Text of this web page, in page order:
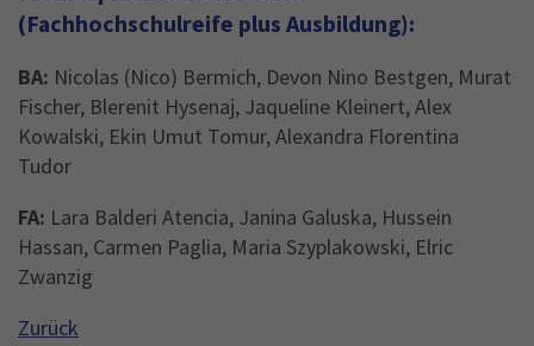
(Fachhochschulreife plus Ausbildung):
BA: Nicolas (Nico) Bermich, Devon Nino Bestgen, Murat
Fischer, Blerenit Hysenaj, Jaqueline Kleinert, Alex
Kowalski, Ekin Umut Tomur, Alexandra Florentina
Tudor
FA: Lara Balderi Atencia, Janina Galuska, Hussein
Hassan, Carmen Paglia, Maria Szyplakowski, Elric
Zwanzig
Zurück